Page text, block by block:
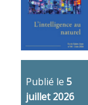
Publié le 5
juillet 2026